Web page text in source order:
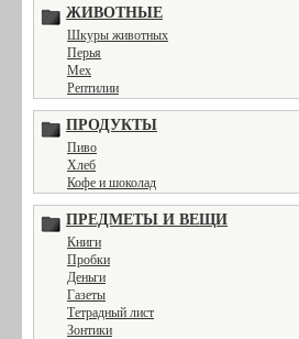
ЖИВОТНЫЕ
Шкуры животных
Перья
Мех
Рептилии
ПРОДУКТЫ
Пиво
Хлеб
Кофе и шоколад
ПРЕДМЕТЫ И ВЕЩИ
Книги
Пробки
Деньги
Газеты
Тетрадный лист
Зонтики